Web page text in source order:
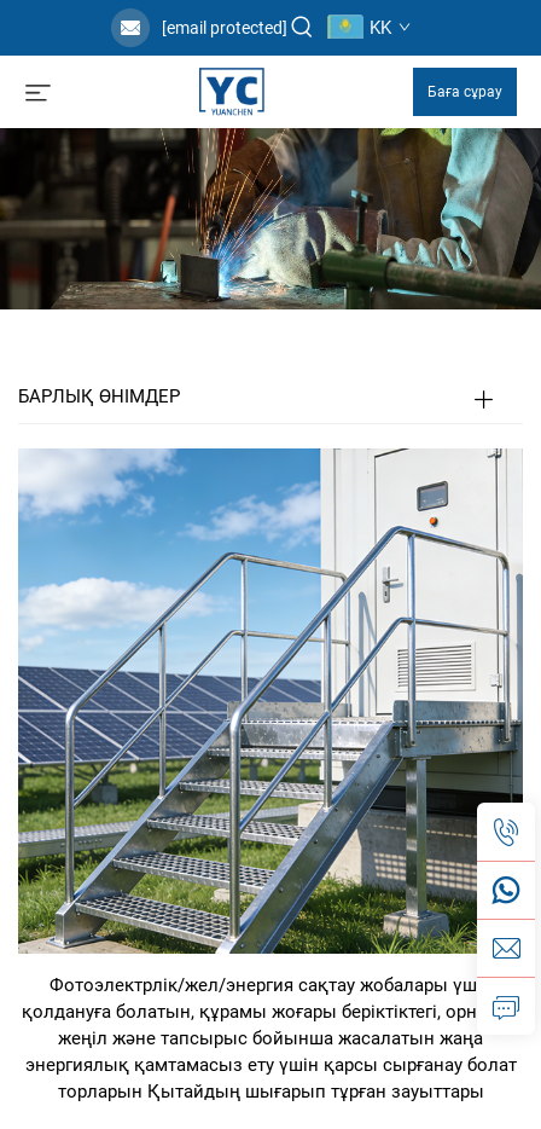
[email protected] KK
Баға сұрау
БАРЛЫҚ ӨНІМДЕР
Фотоэлектрлік/жел/энергия сақтау жобалары үшін
қолдануға болатын, құрамы жоғары беріктіктегі, орнатуға
жеңіл және тапсырыс бойынша жасалатын жаңа
энергиялық қамтамасыз ету үшін қарсы сырғанау болат
торларын Қытайдың шығарып тұрған зауыттары